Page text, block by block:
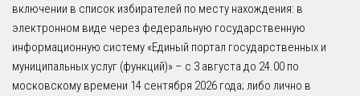
включении в список избирателей по месту нахождения: в
электронном виде через федеральную государственную
информационную систему «Единый портал государственных и
муниципальных услуг (функций)» – с 3 августа до 24.00 по
московскому времени 14 сентября 2026 года; либо лично в